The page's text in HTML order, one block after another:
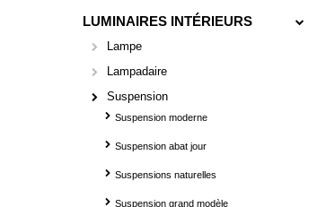
LUMINAIRES INTÉRIEURS
Lampe
Lampadaire
Suspension
Suspension moderne
Suspension abat jour
Suspensions naturelles
Suspension grand modèle